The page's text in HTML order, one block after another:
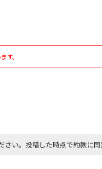
す。
さい。投稿した時点で約款